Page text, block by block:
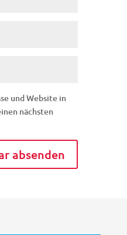
und Website in
nächsten